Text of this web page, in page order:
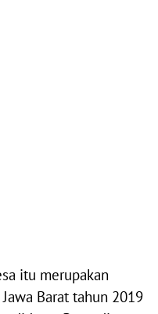
itu merupakan
Barat tahun 2019